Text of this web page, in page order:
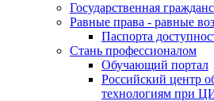
Государственная
Равные права - равные
Паспорта
Стань профессионалом
Обучающий портал
Российский центр
технологиям при